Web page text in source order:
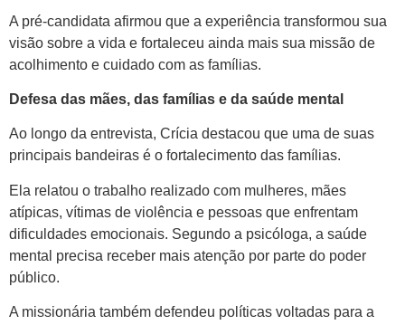
A pré-candidata afirmou que a experiência transformou sua
visão sobre a vida e fortaleceu ainda mais sua missão de
acolhimento e cuidado com as famílias.
Defesa das mães, das famílias e da saúde mental
Ao longo da entrevista, Crícia destacou que uma de suas
principais bandeiras é o fortalecimento das famílias.
Ela relatou o trabalho realizado com mulheres, mães
atípicas, vítimas de violência e pessoas que enfrentam
dificuldades emocionais. Segundo a psicóloga, a saúde
mental precisa receber mais atenção por parte do poder
público.
A missionária também defendeu políticas voltadas para a